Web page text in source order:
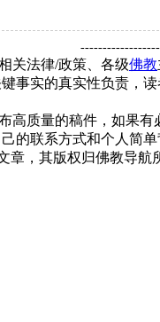
关法律/政策、各级佛教
事实的真实性负责，
高质量的稿件，如果
的联系方式和个人简
，其版权归佛教导